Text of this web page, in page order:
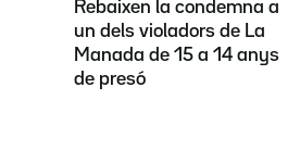
Rebaixen la condemna a
un dels violadors de La
Manada de 15 a 14 anys
de presó